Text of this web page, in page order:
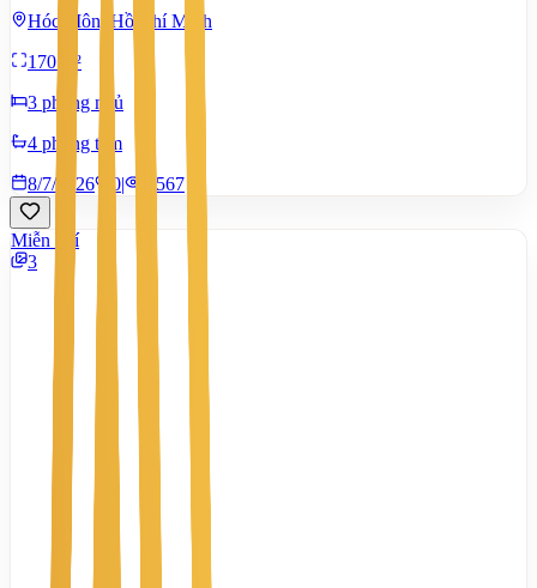
Hóc Môn, Hồ Chí Minh
170 m²
3 phòng ngủ
4 phòng tắm
8/7/2026
0| 1.567
Miễn phí
3